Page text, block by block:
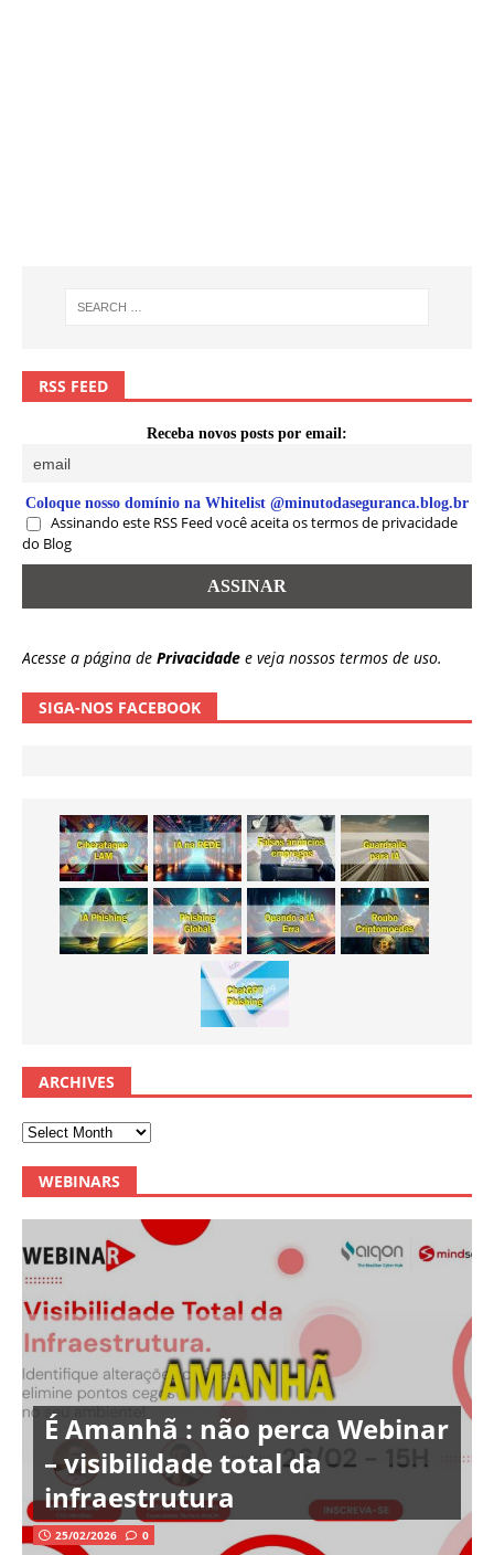
RSS FEED
Receba novos posts por email:
Coloque nosso domínio na Whitelist @minutodaseguranca.blog.br
Assinando este RSS Feed você aceita os termos de privacidade
do Blog
Acesse a página de Privacidade e veja nossos termos de uso.
SIGA-NOS FACEBOOK
ARCHIVES
WEBINARS
É Amanhã : não perca Webinar
– visibilidade total da
infraestrutura
25/02/2026 0